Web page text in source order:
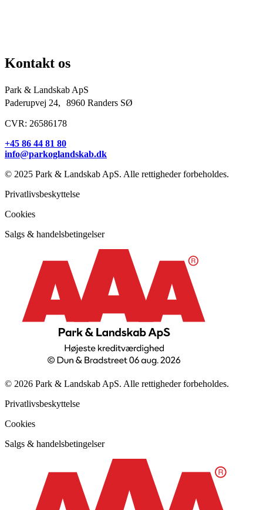
Kontakt os
Park & Landskab ApS
Paderupvej 24, 8960 Randers SØ
CVR: 26586178
+45 86 44 81 80
info@parkoglandskab.dk
© 2025 Park & Landskab ApS. Alle rettigheder forbeholdes.
Privatlivsbeskyttelse
Cookies
Salgs & handelsbetingelser
© 2026 Park & Landskab ApS. Alle rettigheder forbeholdes.
Privatlivsbeskyttelse
Cookies
Salgs & handelsbetingelser